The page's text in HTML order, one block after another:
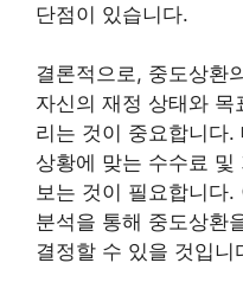
단점이 있습니다.
결론적으로, 중도상환
자신의 재정 상태와 목
리는 것이 중요합니다.
상황에 맞는 수수료 및
보는 것이 필요합니다
분석을 통해 중도상환
결정할 수 있을 것입니